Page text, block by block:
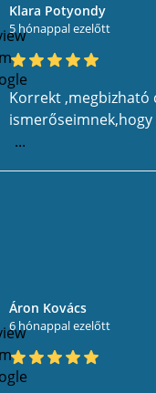
Klara Potyondy
5 hónappal ezelőtt
Korrekt ,megbizható
...
Áron Kovács
6 hónappal ezelőtt